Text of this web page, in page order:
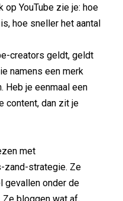
op YouTube zie je: hoe
hoe sneller het aantal
creators geldt, geldt
namens een merk
Heb je eenmaal een
content, dan zit je
met
zand-strategie. Ze
gevallen onder de